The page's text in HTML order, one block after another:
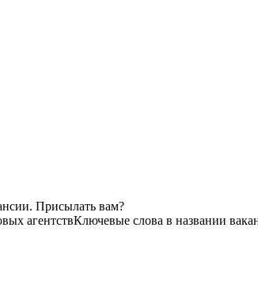
Присылать вам?
агентствКлючевые слова в названии